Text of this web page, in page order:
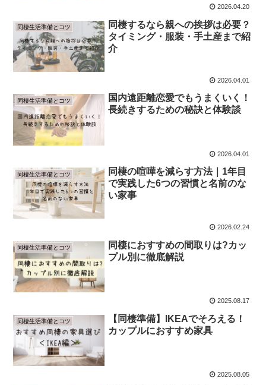
2026.04.20
同棲生活準備とコツ
同棲するなら親への挨拶は必要？
タイミング・服装・手土産まで紹
介
2026.04.01
同棲生活準備とコツ
国内遠距離恋愛でもうまくいく！
長続きするための秘訣と体験談
2026.04.01
同棲生活準備とコツ
同棲の喧嘩を減らす方法｜1年目
で実践した6つの習慣と名前のな
い家事
2026.02.24
同棲生活準備とコツ
同棲におすすめの間取りは?カッ
プル別に徹底解説
2025.08.17
同棲生活準備とコツ
【同棲準備】IKEAでそろえる！
カップルにおすすめ家具
2025.08.05